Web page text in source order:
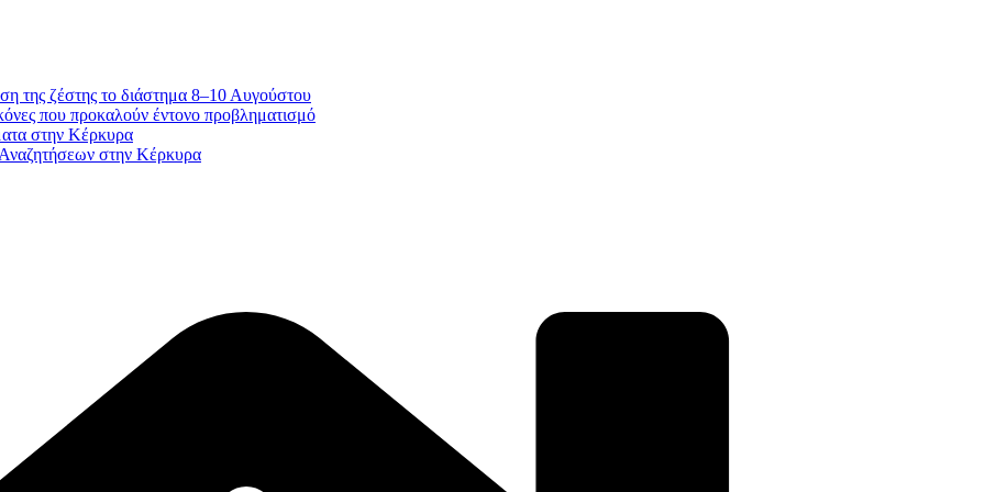
της ζέστης το διάστημα 8–10 Αυγούστου
που προκαλούν έντονο προβληματισμό
στην Κέρκυρα
στην Κέρκυρα